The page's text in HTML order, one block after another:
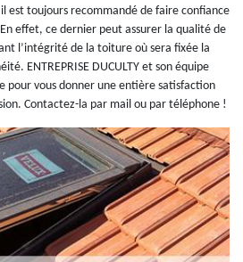
est toujours recommandé de faire confiance
effet, ce dernier peut assurer la qualité de
l’intégrité de la toiture où sera fixée la
ENTREPRISE DUCULTY et son équipe
pour vous donner une entière satisfaction
Contactez-la par mail ou par téléphone !